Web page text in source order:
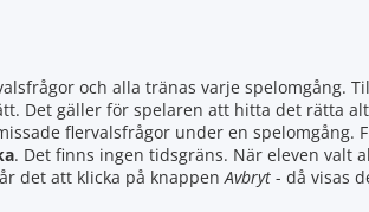
och alla tränas varje spelomgång.
Det gäller för spelaren att hitta det rätta
flervalsfrågor under en spelomgång.
. Det finns ingen tidsgräns. När eleven valt
det att klicka på knappenAvbryt - då visas